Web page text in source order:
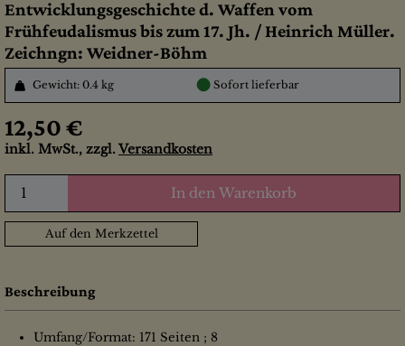
Entwicklungsgeschichte d. Waffen vom
Frühfeudalismus bis zum 17. Jh. / Heinrich Müller.
Zeichngn: Weidner-Böhm
Gewicht: 0.4 kg ● Sofort lieferbar
12,50 €
inkl. MwSt., zzgl. Versandkosten
In den Warenkorb
Auf den Merkzettel
Beschreibung
Umfang/Format: 171 Seiten ; 8